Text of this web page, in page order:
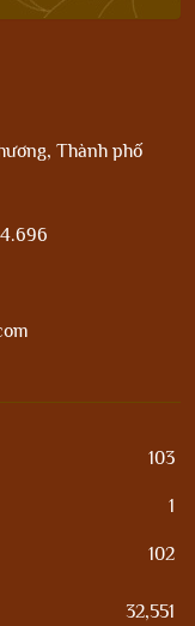
Thành phố
103
1
102
32,551